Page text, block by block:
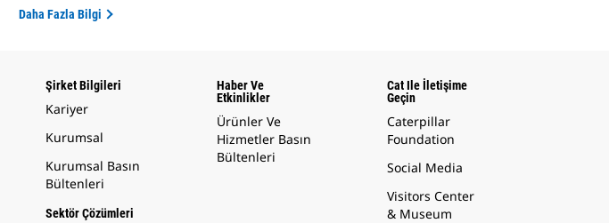
Daha Fazla Bilgi
Şirket Bilgileri
Kariyer
Kurumsal
Kurumsal Basın
Bültenleri
Sektör Çözümleri
Haber Ve
Etkinlikler
Ürünler Ve
Hizmetler Basın
Bültenleri
Cat Ile İletişime
Geçin
Caterpillar
Foundation
Social Media
Visitors Center
& Museum